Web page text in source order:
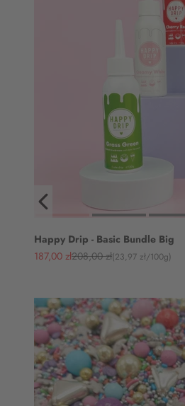
Happy Drip - Basic Bundle Big
Angebot
187,00 złRegulärer Preis
208,00 zł(23,97 zł/100g)